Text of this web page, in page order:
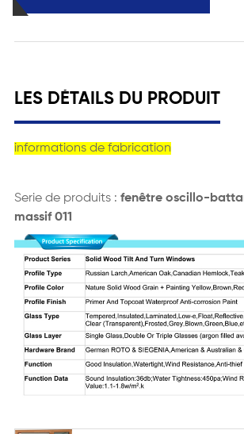
LES DÉTAILS DU PRODUIT
informations de fabrication
Serie de produits : fenêtre oscillo-
massif 011